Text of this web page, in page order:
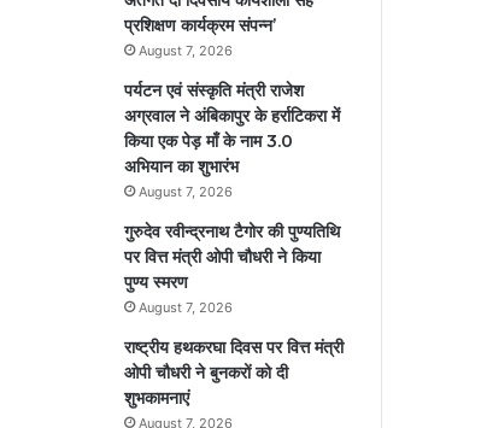
प्रशिक्षण कार्यक्रम संपन्न’
August 7, 2026
पर्यटन एवं संस्कृति मंत्री राजेश
अग्रवाल ने अंबिकापुर के हर्राटिकरा में
किया एक पेड़ माँ के नाम 3.0
अभियान का शुभारंभ
August 7, 2026
गुरुदेव रवीन्द्रनाथ टैगोर की पुण्यतिथि
पर वित्त मंत्री ओपी चौधरी ने किया
पुण्य स्मरण
August 7, 2026
राष्ट्रीय हथकरघा दिवस पर वित्त मंत्री
ओपी चौधरी ने बुनकरों को दी
शुभकामनाएं
August 7, 2026